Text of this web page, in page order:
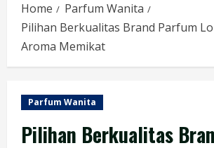
Home
Parfum Wanita
Pilihan Berkualitas Brand Parfum
Aroma Memikat
Parfum Wanita
Pilihan Berkualitas